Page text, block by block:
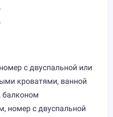
с двуспальной или
кроватями, ванной
балконом
номер с двуспальной